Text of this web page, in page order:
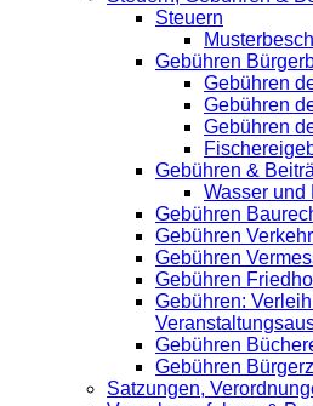
Steuern
Gebühren
Gebühren
Gebühren
Gebühren
Gebühren &
Wasser und
Gebühren
Gebühren
Gebühren
Gebühren
Gebühren:
Gebühren
Gebühren
Satzungen,